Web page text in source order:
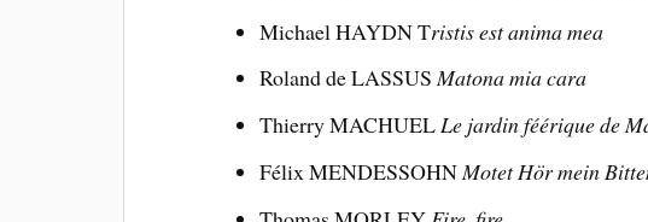
Michael HAYDN Tristis est anima mea
Roland de LASSUSMatona mia cara
Thierry MACHUELLe jardin féérique de
Félix MENDESSOHNMotet Hör mein